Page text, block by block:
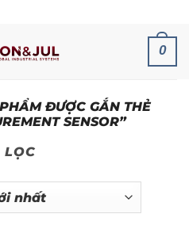
0
ĐƯỢC GẮN THẺ
SENSOR”
LỌC